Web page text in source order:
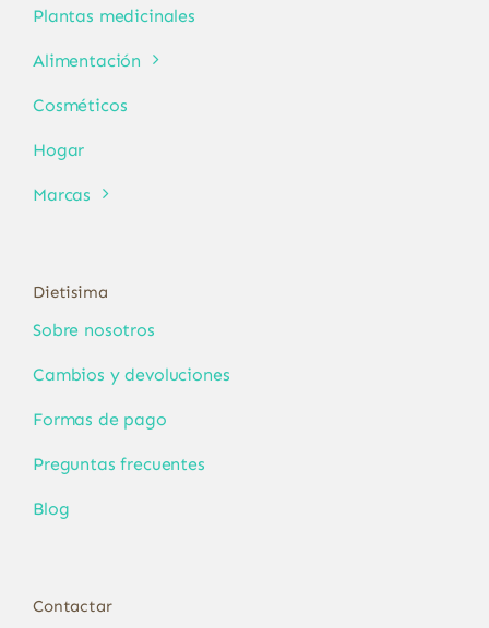
Plantas medicinales
Alimentación
Cosméticos
Hogar
Marcas
Dietisima
Sobre nosotros
Cambios y devoluciones
Formas de pago
Preguntas frecuentes
Blog
Contactar